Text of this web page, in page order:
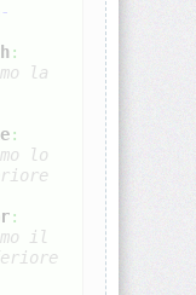
:
la
:
lo
:
il